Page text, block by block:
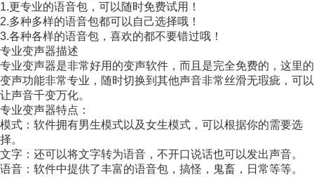
1.更专业的语音包，可以随时免费试用！
2.多种多样的语音包都可以自己选择哦！
3.各种各样的语音包，喜欢的都不要错过哦！
专业变声器描述
专业变声器是非常好用的变声软件，而且是完全免费的，这里的
变声功能非常专业，随时切换到其他声音非常丝滑无瑕疵，可以
让声音千变万化。
专业变声器特点：
模式：软件拥有男生模式以及女生模式，可以根据你的需要选
择。
文字：还可以将文字转为语音，不开口说话也可以发出声音。
语音：软件中提供了丰富的语音包，搞怪，鬼畜，日常等等。